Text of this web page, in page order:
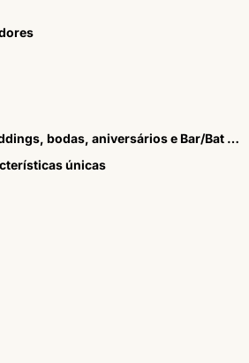
Exemplos práticos de aplicação em casamentos premium, destination weddings, bodas, aniversários e Bar/Bat Mitzvah
únicas